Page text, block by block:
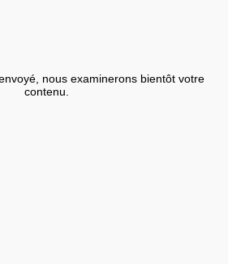
nous examinerons bientôt votre
contenu.